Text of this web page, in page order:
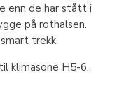
enn de har stått i
på rothalsen.
trekk.
klimasone H5-6.